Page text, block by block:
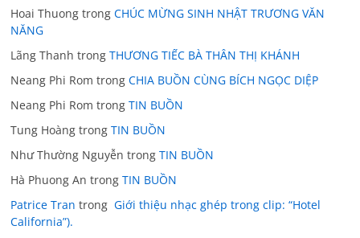
Hoai Thuong trongCHÚC MỪNG SINH NHẬT TRƯƠNG VĂN
NĂNG
Lãng Thanh trongTHƯƠNG TIẾC BÀ THÂN THỊ KHÁNH
Neang Phi Rom trongCHIA BUỒN CÙNG BÍCH NGỌC DIỆP
Neang Phi Rom trongTIN BUỒN
Tung Hoàng trongTIN BUỒN
Như Thường Nguyễn trongTIN BUỒN
Hà Phuong An trongTIN BUỒN
Patrice Tran trong Giới thiệu nhạc ghép trong clip: “Hotel
California”).